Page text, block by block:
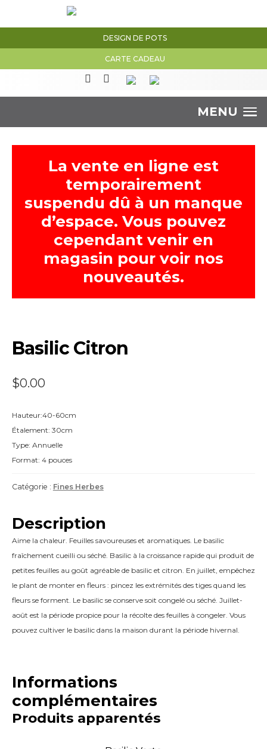
DESIGN DE POTS
CARTE CADEAU
MENU
La vente en ligne est
temporairement
suspendu dû à un manque
d’espace. Vous pouvez
cependant venir en
magasin pour voir nos
nouveautés.
Basilic Citron
$0.00
Hauteur:40-60cm
Étalement: 30cm
Type: Annuelle
Format: 4 pouces
Catégorie : Fines Herbes
Description
Aime la chaleur. Feuilles savoureuses et aromatiques. Le basilic
fraîchement cueilli ou séché. Basilic à la croissance rapide qui produit de
petites feuilles au goût agréable de basilic et citron. En juillet, empêchez
le plant de monter en fleurs : pincez les extrémités des tiges quand les
fleurs se forment. Le basilic se conserve soit congelé ou séché. Juillet-
août est la période propice pour la récolte des feuilles à congeler. Vous
pouvez cultiver le basilic dans la maison durant la période hivernal.
Informations
complémentaires
Produits apparentés